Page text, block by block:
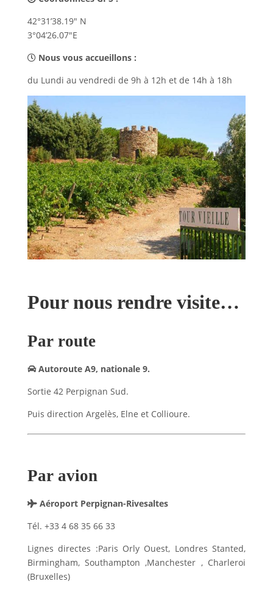
42°31’38.19″ N
3°04’26.07″E
Nous vous accueillons :
du Lundi au vendredi de 9h à 12h et de 14h à 18h
Pour nous rendre visite…
Par route
Autoroute A9, nationale 9.
Sortie 42 Perpignan Sud.
Puis direction Argelès, Elne et Collioure.
Par avion
Aéroport Perpignan-Rivesaltes
Tél. +33 4 68 35 66 33
Lignes directes :Paris Orly Ouest, Londres Stanted,
Birmingham, Southampton ,Manchester , Charleroi
(Bruxelles)